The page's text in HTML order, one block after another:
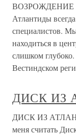
ВОЗРОЖДЕНИЕ
Атлантиды
специалистов.
находиться в
слишком глубоко.
Вестиндском
ДИСК ИЗ
ДИСК ИЗ
меня считать